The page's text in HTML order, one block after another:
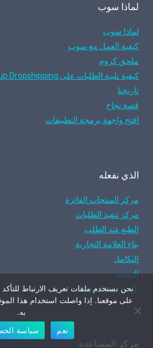
لماذا سوب
لماذا سوب
كيفية العمل مع سوب
ملحق كروم
كيفية تلبية الطلبات على Sup Dropshipping
تاريخنا
قصة نجاح
افتح واجهة برمجة التطبيقات
الذي نفعله
مركز المنتجات الفائزة
مركز تنفيذ الطلبات
الطبع عند الطلب
بناء العلامة التجارية
التكامل
التسعير
بلغ عن سوء معاملة
مركز المساعدة
نحن نستخدم ملفات تعريف الارتباط
على موقعنا. إذا واصلت استخدام هذا
به.
نعم
سياسة